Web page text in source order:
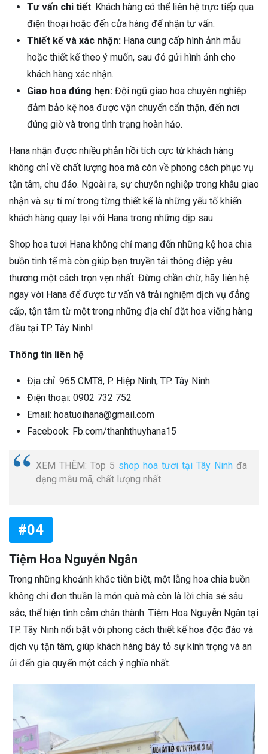
Tư vấn chi tiết: Khách hàng có thể liên hệ trực tiếp qua
điện thoại hoặc đến cửa hàng để nhận tư vấn.
Thiết kế và xác nhận: Hana cung cấp hình ảnh mẫu
hoặc thiết kế theo ý muốn, sau đó gửi hình ảnh cho
khách hàng xác nhận.
Giao hoa đúng hẹn: Đội ngũ giao hoa chuyên nghiệp
đảm bảo kệ hoa được vận chuyển cẩn thận, đến nơi
đúng giờ và trong tình trạng hoàn hảo.
Hana nhận được nhiều phản hồi tích cực từ khách hàng
không chỉ về chất lượng hoa mà còn về phong cách phục vụ
tận tâm, chu đáo. Ngoài ra, sự chuyên nghiệp trong khâu giao
nhận và sự tỉ mỉ trong từng thiết kế là những yếu tố khiến
khách hàng quay lại với Hana trong những dịp sau.
Shop hoa tươi Hana không chỉ mang đến những kệ hoa chia
buồn tinh tế mà còn giúp bạn truyền tải thông điệp yêu
thương một cách trọn vẹn nhất. Đừng chần chừ, hãy liên hệ
ngay với Hana để được tư vấn và trải nghiệm dịch vụ đẳng
cấp, tận tâm từ một trong những địa chỉ đặt hoa viếng hàng
đầu tại TP. Tây Ninh!
Thông tin liên hệ
Địa chỉ: 965 CMT8, P. Hiệp Ninh, TP. Tây Ninh
Điện thoại: 0902 732 752
Email: hoatuoihana@gmail.com
Facebook: Fb.com/thanhthuyhana15
XEM THÊM: Top 5 shop hoa tươi tại Tây Ninh đa
dạng mẫu mã, chất lượng nhất
#04
Tiệm Hoa Nguyễn Ngân
Trong những khoảnh khắc tiễn biệt, một lẵng hoa chia buồn
không chỉ đơn thuần là món quà mà còn là lời chia sẻ sâu
sắc, thể hiện tình cảm chân thành. Tiệm Hoa Nguyễn Ngân tại
TP. Tây Ninh nổi bật với phong cách thiết kế hoa độc đáo và
dịch vụ tận tâm, giúp khách hàng bày tỏ sự kính trọng và an
ủi đến gia quyến một cách ý nghĩa nhất.